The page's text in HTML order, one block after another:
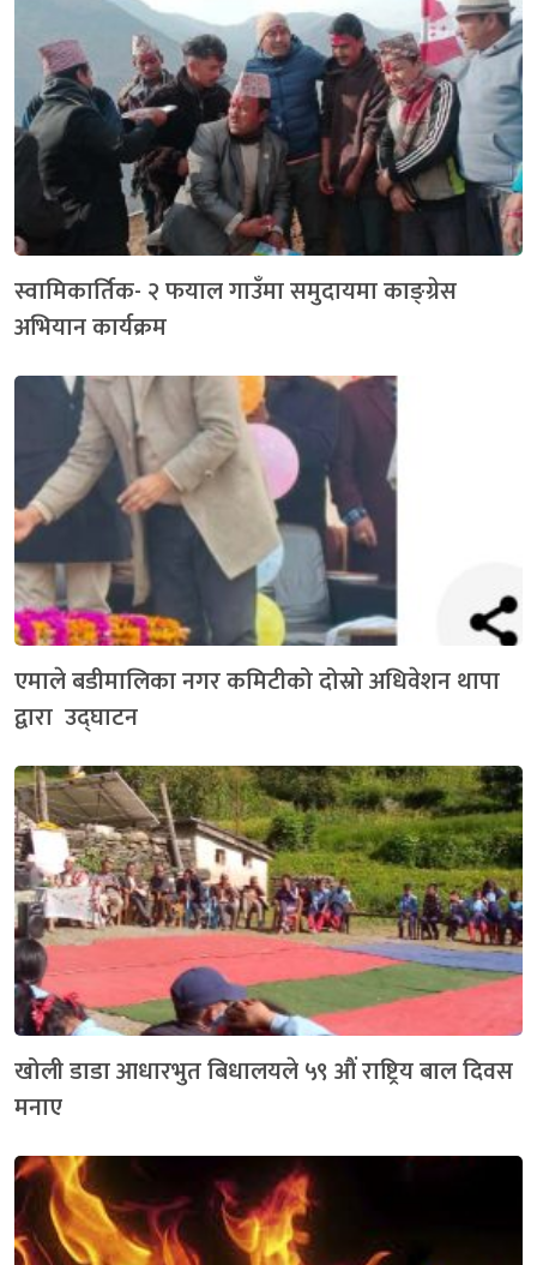
स्वामिकार्तिक- २ फयाल गाउँमा समुदायमा काङ्ग्रेस
अभियान कार्यक्रम
एमाले बडीमालिका नगर कमिटीको दोस्रो अधिवेशन थापा
द्वारा उद्घाटन
खोली डाडा आधारभुत बिधालयले ५९ औं राष्ट्रिय बाल दिवस
मनाए